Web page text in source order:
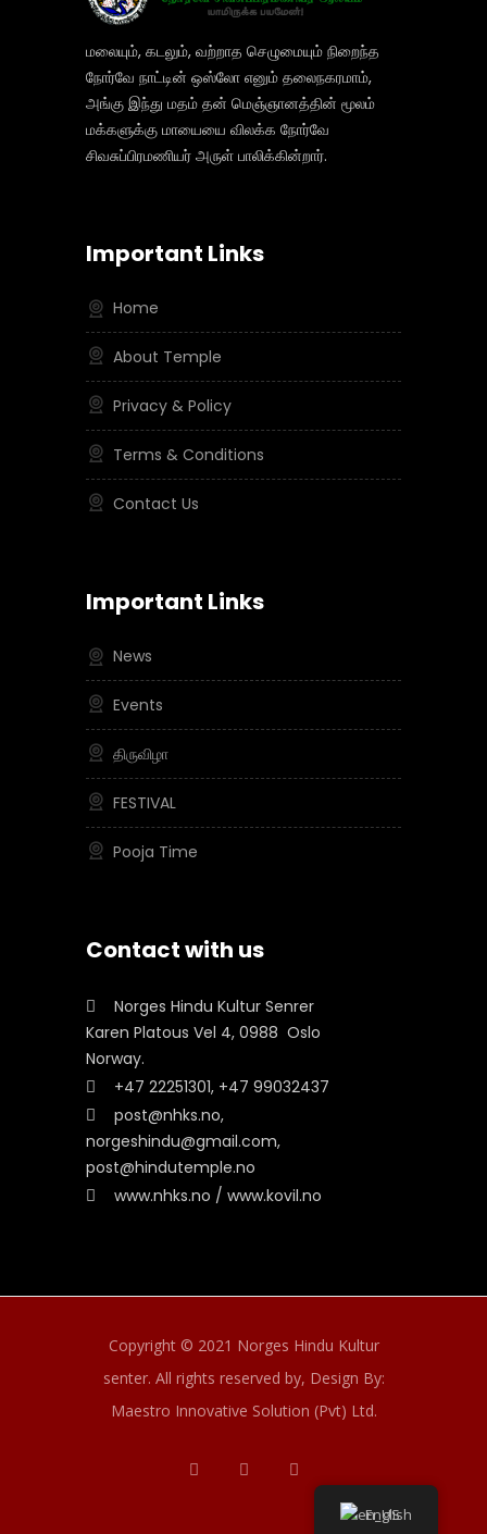
மலையும், கடலும், வற்றாத செழுமையும் நிறைந்த
நோர்வே நாட்டின் ஒஸ்லோ எனும் தலைநகரமாம்,
அங்கு இந்து மதம் தன் மெஞ்ஞானத்தின் மூலம்
மக்களுக்கு மாயையை விலக்க நோர்வே
சிவசுப்பிரமணியர் அருள் பாலிக்கின்றார்.
Important Links
Home
About Temple
Privacy & Policy
Terms & Conditions
Contact Us
Important Links
News
Events
திருவிழா
FESTIVAL
Pooja Time
Contact with us
Norges Hindu Kultur Senrer
Karen Platous Vel 4, 0988 Oslo
Norway.
+47 22251301, +47 99032437
post@nhks.no,
norgeshindu@gmail.com,
post@hindutemple.no
www.nhks.no / www.kovil.no
Copyright © 2021 Norges Hindu Kultur
senter. All rights reserved by, Design By:
Maestro Innovative Solution (Pvt) Ltd.
English